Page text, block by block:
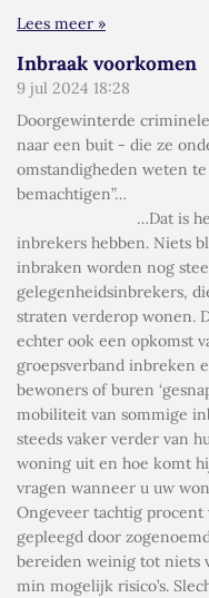
Lees meer »
Inbraak voorkomen
9 jul 2024 18:28
Doorgewinterde
naar een buit - die ze
omstandigheden weten te
…Dat is het beeld
inbrekers hebben. Niets
inbraken worden nog
gelegenheidsinbrekers,
straten verderop wonen.
echter ook een opkomst
groepsverband inbreken
bewoners of buren
mobiliteit van sommige
steeds vaker verder van
woning uit en hoe komt
vragen wanneer u uw
Ongeveer tachtig
gepleegd door
bereiden weinig tot niets
min mogelijk risico’s.